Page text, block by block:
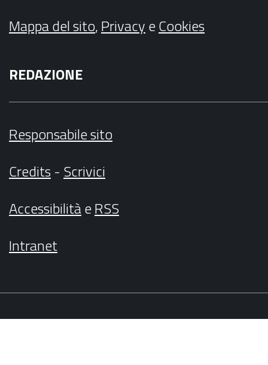
Mappa del sito,PrivacyeCookies
REDAZIONE
Responsabile sito
Credits- Scrivici
AccessibilitàeRSS
Intranet